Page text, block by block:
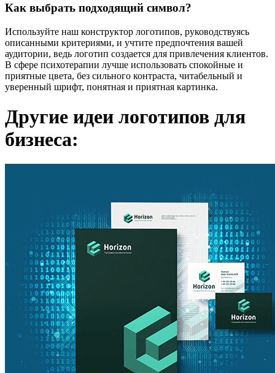
Как выбрать подходящий символ?
Используйте наш конструктор логотипов, руководствуясь
описанными критериями, и учтите предпочтения вашей
аудитории, ведь логотип создается для привлечения клиентов.
В сфере психотерапии лучше использовать спокойные и
приятные цвета, без сильного контраста, читабельный и
уверенный шрифт, понятная и приятная картинка.
Другие идеи логотипов для
бизнеса: